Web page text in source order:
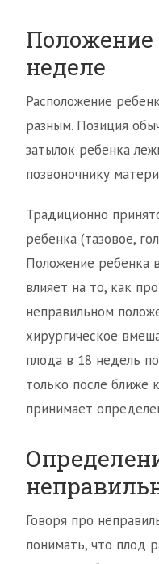
Положение
неделе
Расположение
разным. Позиция
затылок ребенка
позвоночнику
Традиционно
ребенка (тазовое,
Положение ребенка
влияет на то, как
неправильном
хирургическое
плода в 18 недель
только после ближе
принимает
Говоря про
понимать, что плод